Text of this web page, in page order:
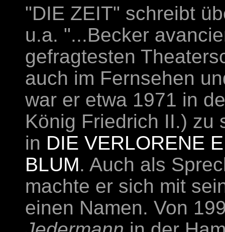
"DIE ZEIT" schreibt
u.a. "...Becker
gefragtesten
auch im Fernsehen
war er etwa 1971 in
König Friedrich II.) zu
in DIE VERLORENE
BLUM. Auch als
machte er sich mit
einen Namen. Von